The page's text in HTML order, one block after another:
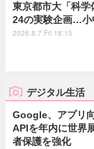
東京都市大「科学
24の実験企画…小
2026.8.7 Fri 18:15
デジタル生活
Google、アプリ
APIを年内に世界
者保護を強化